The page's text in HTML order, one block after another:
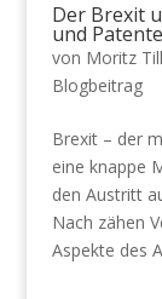
Der Brexit
und
von Moritz
Blogbeitrag
Brexit – der
eine knappe
den Austritt
Nach zähen
Aspekte des